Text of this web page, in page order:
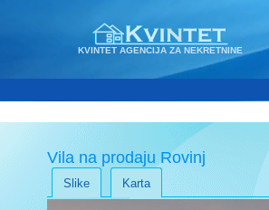
KVINTET AGENCIJA ZA NEKRETNINE
Vila na prodaju Rovinj
Slike Karta